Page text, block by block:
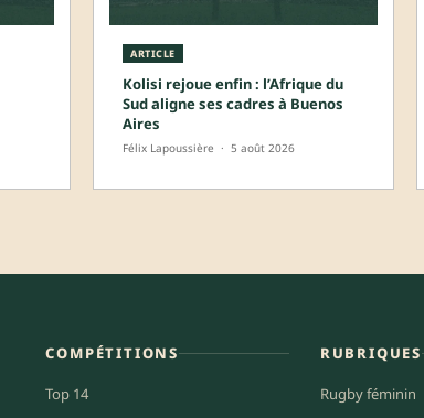
ARTICLE
Kolisi rejoue enfin : l’Afrique du
Sud aligne ses cadres à Buenos
Aires
Félix Lapoussière · 5 août 2026
COMPÉTITIONS
Top 14
RUBRIQUES
Rugby féminin